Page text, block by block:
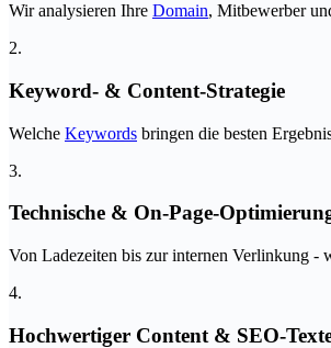
Wir analysieren Ihre Domain, Mitbewerber
2.
Keyword- & Content-Strategie
Welche Keywords bringen die besten
3.
Technische & On-Page-
Von Ladezeiten bis zur internen Verlinkung -
4.
Hochwertiger Content & SEO-